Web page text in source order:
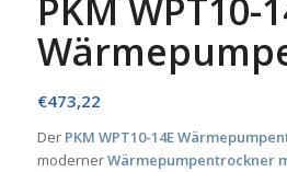
PKM WPT10-
€473,22
Der PKM WPT10-14E
modernerWärmepumpentrockner